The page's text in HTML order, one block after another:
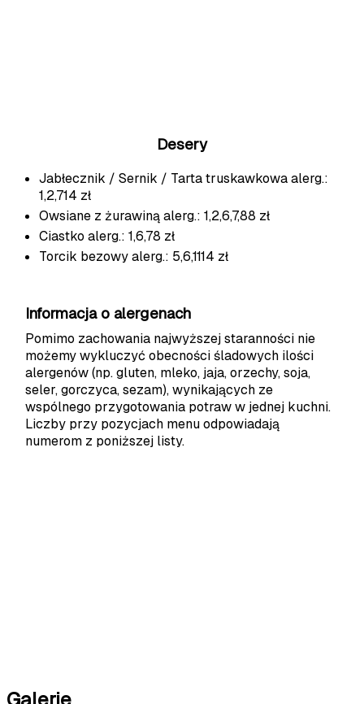
Desery
Jabłecznik / Sernik / Tarta truskawkowaalerg.:
1,2,714 zł
Owsiane z żurawinąalerg.: 1,2,6,7,88 zł
Ciastko alerg.: 1,6,78 zł
Torcik bezowyalerg.: 5,6,1114 zł
Informacja o alergenach
Pomimo zachowania najwyższej staranności nie
możemy wykluczyć obecności śladowych ilości
alergenów (np. gluten, mleko, jaja, orzechy, soja,
seler, gorczyca, sezam), wynikających ze
wspólnego przygotowania potraw w jednej kuchni.
Liczby przy pozycjach menu odpowiadają
numerom z poniższej listy.